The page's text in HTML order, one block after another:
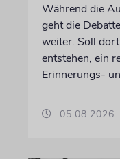
Während die
geht die
weiter. Soll
entstehen, ein
Erinnerungs-
05.08.2026